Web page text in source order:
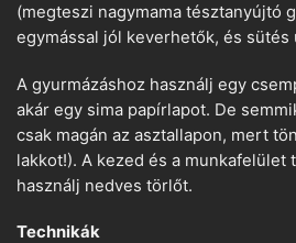
(megteszi nagymama tésztanyújtó
egymással jól keverhetők, és sütés
A gyurmázáshoz használj egy
akár egy sima papírlapot. De
csak magán az asztallapon, mert
lakkot!). A kezed és a munkafelület
használj nedves törlőt.
Technikák